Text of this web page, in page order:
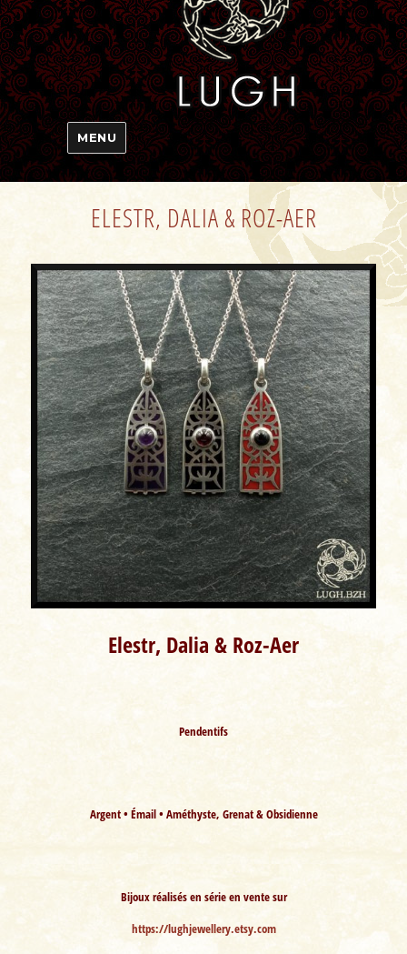
MENU
ELESTR, DALIA & ROZ-AER
Elestr, Dalia & Roz-Aer
Pendentifs
Argent • Émail • Améthyste, Grenat & Obsidienne
Bijoux réalisés en série en vente sur
https://lughjewellery.etsy.com